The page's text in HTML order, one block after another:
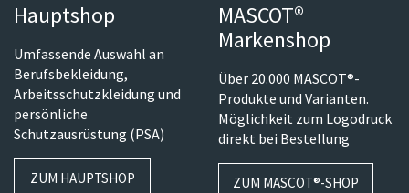
Hauptshop
Umfassende Auswahl an
Berufsbekleidung,
Arbeitsschutzkleidung und
persönliche
Schutzausrüstung (PSA)
ZUM HAUPTSHOP
MASCOT®
Markenshop
Über 20.000 MASCOT®-
Produkte und Varianten.
Möglichkeit zum Logodruck
direkt bei Bestellung
ZUM MASCOT®-SHOP